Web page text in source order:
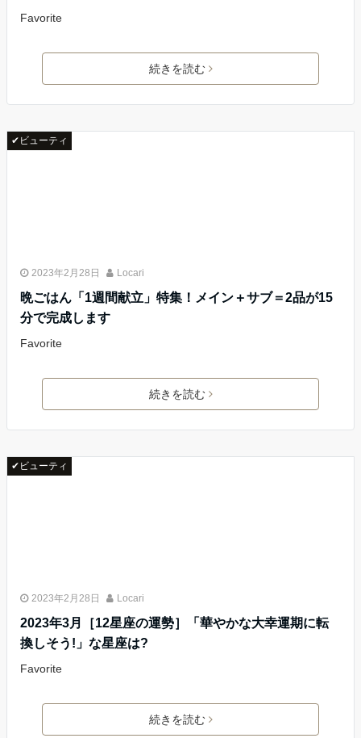
Favorite
続きを読む
✔ビューティ
2023年2月28日 Locari
晩ごはん「1週間献立」特集！メイン＋サブ＝2品が15
分で完成します
Favorite
続きを読む
✔ビューティ
2023年2月28日 Locari
2023年3月［12星座の運勢］「華やかな大幸運期に転
換しそう!」な星座は?
Favorite
続きを読む